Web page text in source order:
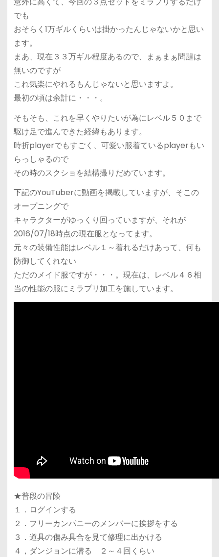
でも
おそらく1万ギルくらいは掛かったんじゃないかと思い
ます。
まあ、現在３３万ギル程度あるので、まぁまぁ問題は
無いのですが
これ気楽にやれるもんじゃないと思いますよ。
最初の頃は余計に・・・。
そもそも、これを早くやりたいが為にレベル５０まで
駆け足で進んできた経緯もあります。
時折playerでもすごく、可愛い服着ているplayerもい
らっしゃるので
その時のスクショを結構撮りだめています。
下記のYouTuberに動画を掲載していますが、そこの
オープニングで
キャラクターがゆっくり回っていますが、それが
2016/07/18時点の現在服となってます。
元々の装備性能はレベル１～着れるだけあって、何も
防御してくれない
ただのメイド服ですが・・・。現在は、レベル４６相
当の性能の服にミラプリ加工を施しています。
★普段の冒険
１．ログインする
２．フリーカンパニーのメンバーに挨拶をする
３．道具の傷み具合を見て修理に出かける
４，ダンジョンに潜る ２～４回くらい